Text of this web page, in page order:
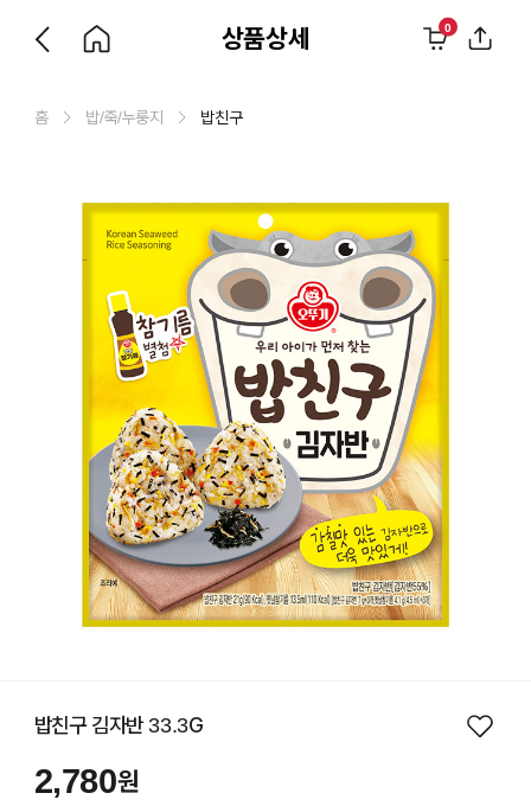
상품상세 0
홈 밥/죽/누룽지 밥친구
밥친구 김자반 33.3G
2,780원